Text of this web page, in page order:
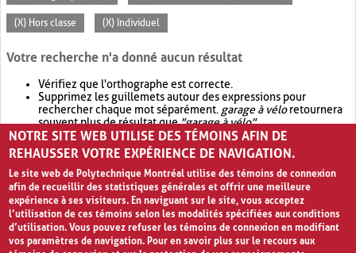
(X) Hors classe (X) Individuel
Votre recherche n'a donné aucun résultat
Vérifiez que l'orthographe est correcte.
Supprimez les guillemets autour des expressions pour
rechercher chaque mot séparément. garage à véloretournera
souvent plus de résultat que"garage à vélo".
Envisagez d'élargir votre recherche avec OR.garage OR vélo
retournera souvent plus de résultat quegarage à vélo
NOTRE SITE WEB UTILISE DES TÉMOINS AFIN DE
REHAUSSER VOTRE EXPÉRIENCE DE NAVIGATION.
Le site web de Polytechnique Montréal utilise des témoins de connexion
afin de recueillir des statistiques générales et offrir une meilleure
expérience à ses visiteurs. En naviguant sur le site, vous acceptez
l’utilisation de ces témoins selon les modalités spécifiées aux conditions
d’utilisation. Vous pouvez refuser les témoins de connexion en modifiant
vos paramètres de navigation. Pour en savoir plus sur le recours aux